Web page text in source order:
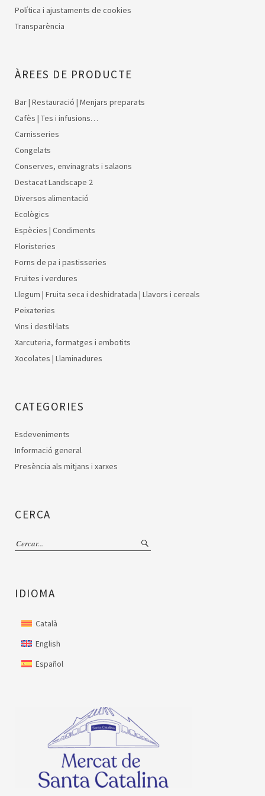
Política i ajustaments de cookies
Transparència
ÀREES DE PRODUCTE
Bar | Restauració | Menjars preparats
Cafès | Tes i infusions…
Carnisseries
Congelats
Conserves, envinagrats i salaons
Destacat Landscape 2
Diversos alimentació
Ecològics
Espècies | Condiments
Floristeries
Forns de pa i pastisseries
Fruites i verdures
Llegum | Fruita seca i deshidratada | Llavors i cereals
Peixateries
Vins i destil·lats
Xarcuteria, formatges i embotits
Xocolates | Llaminadures
CATEGORIES
Esdeveniments
Informació general
Presència als mitjans i xarxes
CERCA
IDIOMA
Català
English
Español